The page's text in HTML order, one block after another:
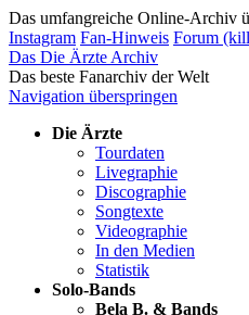
Das umfangreiche Online-Archiv
Instagram Fan-Hinweis Forum
Das Die Ärzte Archiv
Das beste Fanarchiv der Welt
Navigation überspringen
Die Ärzte
Tourdaten
Livegraphie
Discographie
Songtexte
Videographie
In den Medien
Statistik
Solo-Bands
Bela B. & Bands